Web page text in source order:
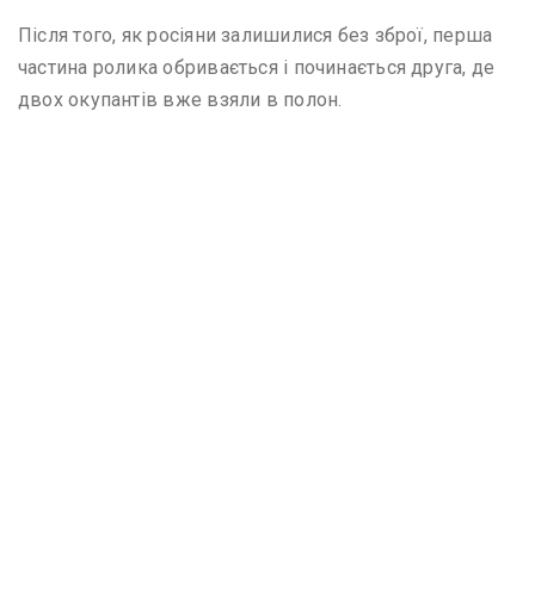
Після того, як росіяни залишилися без зброї, перша
частина ролика обривається і починається друга, де
двох окупантів вже взяли в полон.